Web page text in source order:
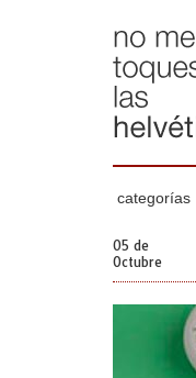
categorías
05 de
Octubre